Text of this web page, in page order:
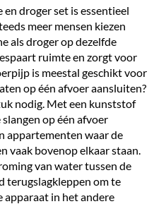
en droger set is essentieel
meer mensen kiezen
als droger op dezelfde
ruimte en zorgt voor
is meestal geschikt voor
op één afvoer aansluiten?
nodig. Met een kunststof
op één afvoer
appartementen waar de
vaak bovenop elkaar staan.
van water tussen de
terugslagkleppen om te
in het andere